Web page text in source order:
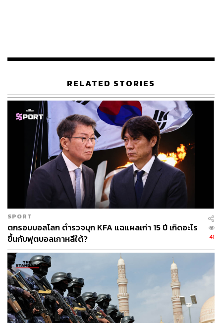
บันดาร์เสรีเบกาวัน ไปเมื่อเดือนมกราคม ปี 2024
นอกจากเจ้าชายมาทีนแล้ว ยังมีสมาชิกราชวงศ์พระองค์อื่นๆ
ชุดใหม่ของบรูไนเช่นเดียวกัน เช่น เจ้าชายอับดุล มาลิก พระ
ราชโอรสองค์รอง ทรงได้รับการแต่งตั้งให้เป็น รัฐมนตรี
ประจำสำนักนายกรัฐมนตรี ซึ่งถือเป็นตำแหน่งในคณะ
รัฐมนตรีครั้งแรกของพระองค์ ขณะที่ อัล-มุห์ตาดี บิลละห์
มกุฎราชกุมารแห่งบรูไน ทรงดำรงตำแหน่ง รัฐมนตรีอาวุโส
ประจำสำนักนายกรัฐมนตรี ต่อไปตามเดิม ส่วนสมเด็จพระรา
ชาธิบดีฯ จะยังคงทรงดำรงตำแหน่งสำคัญหลัก ได้แก่ นายก
รัฐมนตรี รัฐมนตรีว่าการกระทรวงกลาโหม และรัฐมนตรี
ว่าการกระทรวงการคลัง
การปรับคณะรัฐมนตรีครั้งนี้มีผู้หญิงเข้ารับตำแหน่งมากที่สุด
เป็นประวัติการณ์ ซึ่งรวมถึงรัฐมนตรีว่าการกระทรวง
ศึกษาธิการ และรัฐมนตรีช่วยว่าการอีก 3 ตำแหน่ง
ขณะนี้บรูไนกำลังเผชิญแรงกดดันจากวิกฤตพลังงานโลก อัน
เป็นผลมาจากสงครามในตะวันออกกลาง (สหรัฐฯ-อิสราเอล
และอิหร่าน) แม้ประเทศบรูไนจะได้ประโยชน์จากการส่งออก
น้ำมันที่เพิ่มขึ้น แต่ก็ต้องแบกรับภาระต้นทุนมหาศาลในการ
อุดหนุนราคาพลังงานในประเทศให้คงระดับต่ำ
RELATED STORIES
SPORT
ตกรอบบอลโลก ตำรวจบุก KFA แฉแผลเก่า 15 ปี เกิดอะไร
ขึ้นกับฟุตบอลเกาหลีใต้?
41